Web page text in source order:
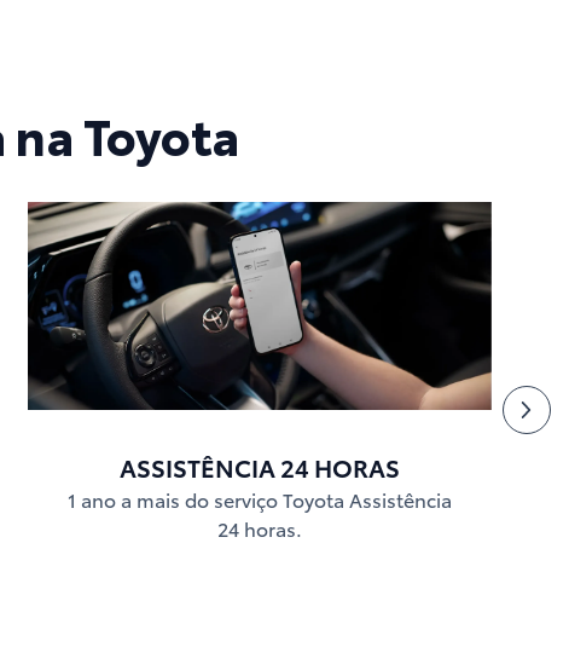
Toyota
ASSISTÊNCIA 24 HORAS
1 ano a mais do serviço Toyota Assistência
24 horas.